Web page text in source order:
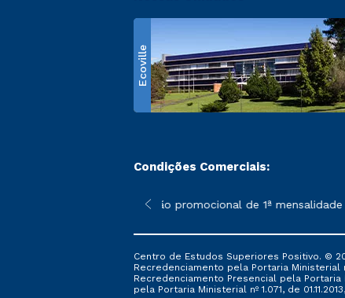
Ecoville
Condições Comerciais:
sofrer alterações nos períodos de rematrícula
*A condição promocional de 1ª
Centro de Estudos Superiores Positivo. ©
Recredenciamento pela Portaria Ministerial
Recredenciamento Presencial ​pela Portaria
pela Portaria Ministerial nº 1.071, de